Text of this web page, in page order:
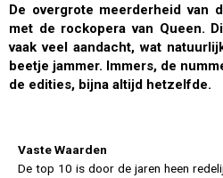
De overgrote meerderheid van
met de rockopera van Queen.
vaak veel aandacht, wat
beetje jammer. Immers, de
de edities, bijna altijd hetzelfde.
Vaste Waarden
De top 10 is door de jaren heen